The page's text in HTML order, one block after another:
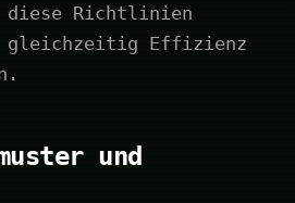
diese Richtlinien
gleichzeitig Effizienz
und